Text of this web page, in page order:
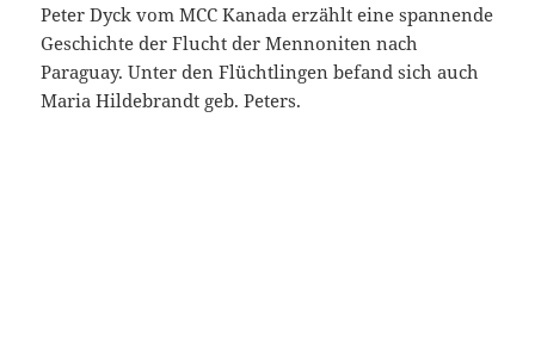
Peter Dyck vom MCC Kanada erzählt eine spannende
Geschichte der Flucht der Mennoniten nach
Paraguay. Unter den Flüchtlingen befand sich auch
Maria Hildebrandt geb. Peters.